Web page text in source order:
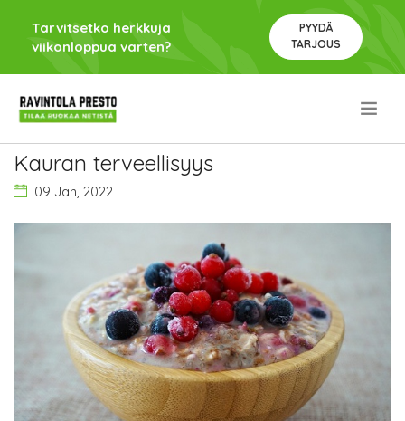
Tarvitsetko herkkuja
viikonloppua varten?
PYYDÄ
TARJOUS
Kauran terveellisyys
09 Jan, 2022